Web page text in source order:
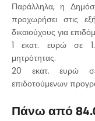
Παράλληλα, η
προχωρήσει στις
δικαιούχους για
1 εκατ. ευρώ σε
μητρότητας.
20 εκατ. ευρώ σε
επιδοτούμενων
Πάνω από